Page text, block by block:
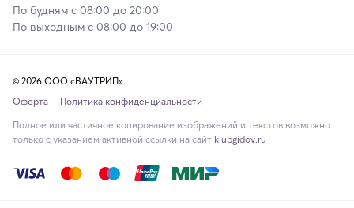
По будням с 08:00 до 20:00
По выходным с 08:00 до 19:00
© 2026 ООО «ВАУТРИП»
Оферта
Политика конфиденциальности
Полное или частичное копирование изображений и текстов возможно
только с указанием активной ссылки на сайт klubgidov.ru